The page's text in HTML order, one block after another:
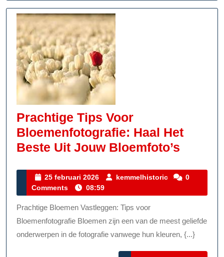
Prachtige Tips Voor
Bloemenfotografie: Haal Het
Beste Uit Jouw Bloemfoto’s
Voor
Het
Beste
Uit
25 februari 2026
25
februari
2026
kemmelhistoric kemmelhistoric
0
Comments
08:59
Prachtige Bloemen Vastleggen: Tips voor
Bloemenfotografie Bloemen zijn een van de meest geliefde
onderwerpen in de fotografie vanwege hun kleuren, {...}